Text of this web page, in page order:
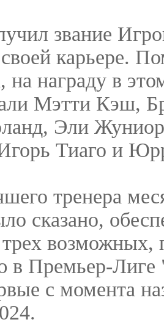
звание
карьере.
на награду в
Мэтти Кэш,
Эли
Тиаго и
тренера
сказано,
возможных,
в Премьер-
с момента